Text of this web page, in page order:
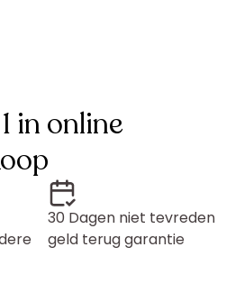
in online
30 Dagen niet tevreden
geld terug garantie